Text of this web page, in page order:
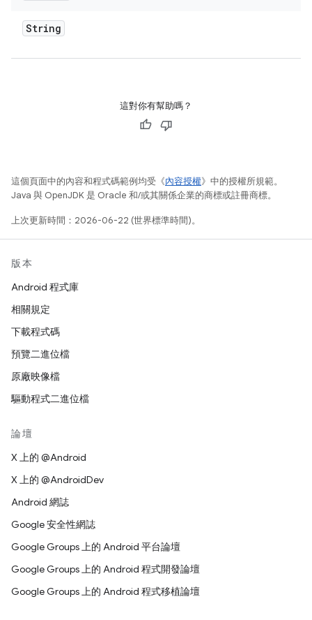
String
這對你有幫助嗎？
這個頁面中的內容和程式碼範例均受《內容授權》中的授權所規範。
Java 與 OpenJDK 是 Oracle 和/或其關係企業的商標或註冊商標。
上次更新時間：2026-06-22 (世界標準時間)。
版本
Android 程式庫
相關規定
下載程式碼
預覽二進位檔
原廠映像檔
驅動程式二進位檔
論壇
X 上的 @Android
X 上的 @AndroidDev
Android 網誌
Google 安全性網誌
Google Groups 上的 Android 平台論壇
Google Groups 上的 Android 程式開發論壇
Google Groups 上的 Android 程式移植論壇